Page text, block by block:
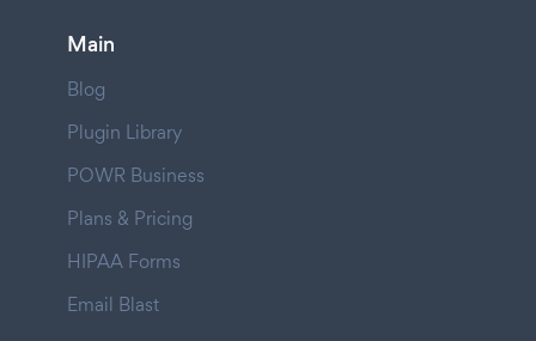
Main
Blog
Plugin Library
POWR Business
Plans & Pricing
HIPAA Forms
Email Blast